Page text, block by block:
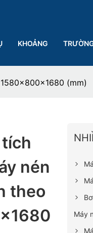
KHOẢNG
(mm)
nén
theo
Máy